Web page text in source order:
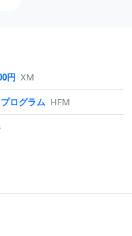
円 XM
ログラム HFM